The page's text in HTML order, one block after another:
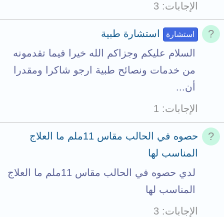
الإجابات
3
استشارة
استشارة طبية
السلام عليكم وجزاكم الله خيرا فيما تقدمونه
من خدمات ونصائح طبية ارجو شاكرا ومقدرا
أن...
الإجابات
1
حصوه في الحالب مقاس 11ملم ما العلاج
المناسب لها
لدي حصوه في الحالب مقاس 11ملم ما العلاج
المناسب لها
الإجابات
3